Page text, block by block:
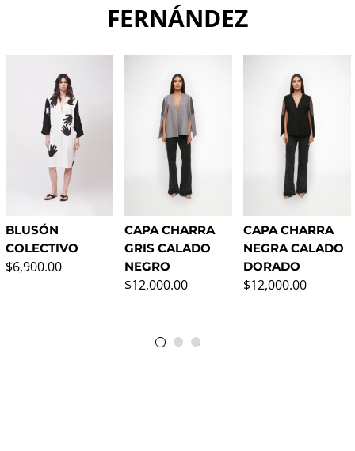
FERNÁNDEZ
BLUSÓN
COLECTIVO
Precio normal
$6,900.00
CAPA CHARRA
GRIS CALADO
NEGRO
Precio normal
$12,000.00
CAPA CHARRA
NEGRA CALADO
DORADO
Precio normal
$12,000.00